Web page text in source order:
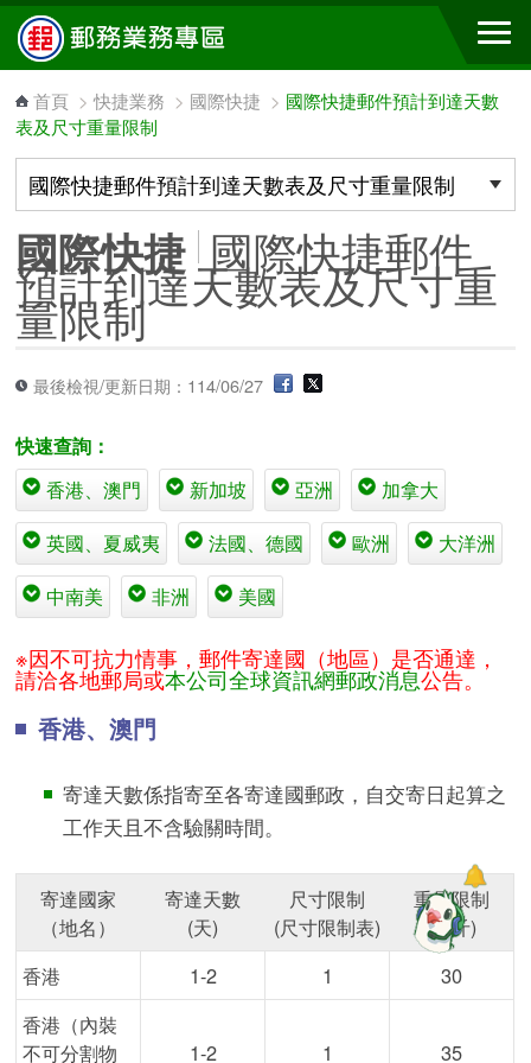
跳到主要內容區塊
首頁 >快捷業務 > 國際快捷 > 國際快捷郵件預計到達天數
表及尺寸重量限制
國際快捷 國際快捷郵件
預計到達天數表及尺寸重
量限制
最後檢視/更新日期：114/06/27
快速查詢：
香港、澳門
新加坡 亞洲
加拿大
英國、夏威夷
法國、德國 歐洲
大洋洲
中南美
非洲 美國
※因不可抗力情事，郵件寄達國（地區）是否通達，
請洽各地郵局或本公司全球資訊網郵政消息公告。
香港、澳門
寄達天數係指寄至各寄達國郵政，自交寄日起算之
工作天且不含驗關時間。
寄達國家
（地名）
寄達天數
(天)
尺寸限制
(尺寸限制表)
重量限制
(公斤)
香港
1-2 1
30
香港（內裝
不可分割物
1-2 1 35